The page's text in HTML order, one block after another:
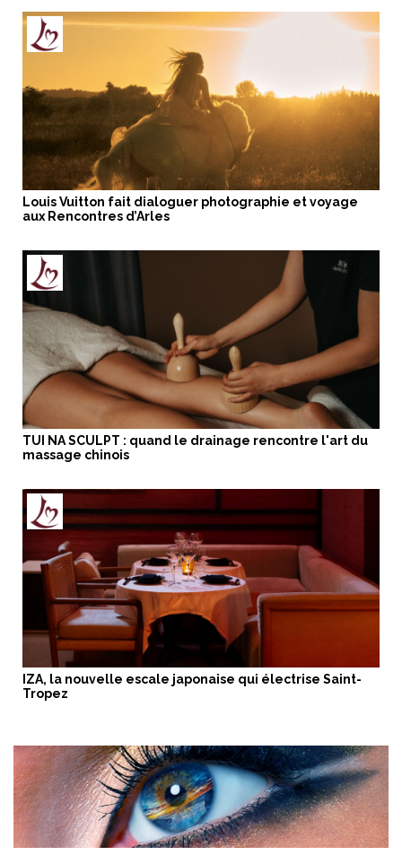
Louis Vuitton fait dialoguer photographie et voyage
aux Rencontres d’Arles
TUI NA SCULPT : quand le drainage rencontre l'art du
massage chinois
IZA, la nouvelle escale japonaise qui électrise Saint-
Tropez